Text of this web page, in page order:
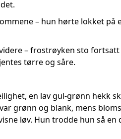
– hun hørte lokket på
– frostrøyken sto
tørre og såre.
en lav gul-grønn hekk
grønn og blank, mens
løv. Hun trodde hun så